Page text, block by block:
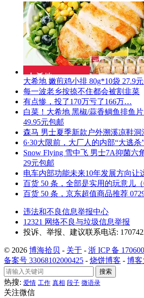
大希地 嫩煎鸡小排 80g*10袋 27.9
每一波老乡按捺不住都会被割韭菜
有点惨，投了170万亏了166万…
白菜！大希地 黑椒/蒜香鲷鱼排鱼
49.95元包邮
森马 男士夏季新款户外溯溪凉鞋洞
6·30大限前，大厂人的内部“大逃杀
Snow Flying 雪中飞 男士7A抑菌六
29元包邮
电车内部功能未来10年发展方向让
百货 50 条，全部是实用的玩意儿（
百货 50 条，京东超值商品推荐
违法和不良信息举报中心
12321 网络不良与垃圾信息举报
投诉、举报、建议联系电话:
© 2026 博海拾贝 - 关于 - 浙 ICP 备
备案号 33068102000425 - 烧饼博客 - 博客
搜索
热搜: 爱情 工作 真相 段子 微语录
关注微信